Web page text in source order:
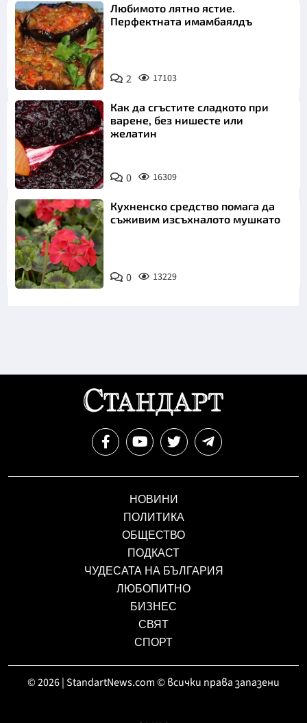
Любимото лятно ястие.
Перфектната имамбаялдъ
2 17103
Как да сгъстите сладкото при
варене, без нишесте или
желатин
0 16309
Кухненско средство помага да
съживим изсъхналото мушкато
0 13229
НОВИНИ
ПОЛИТИКА
ОБЩЕСТВО
ПОДКАСТ
ЧУДЕСАТА НА БЪЛГАРИЯ
ЛЮБОПИТНО
БИЗНЕС
СВЯТ
СПОРТ
© 2026 | StandartNews.com © всички права запазени